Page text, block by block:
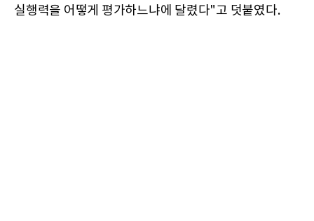
실행력을 어떻게 평가하느냐에 달렸다"고 덧붙였다.